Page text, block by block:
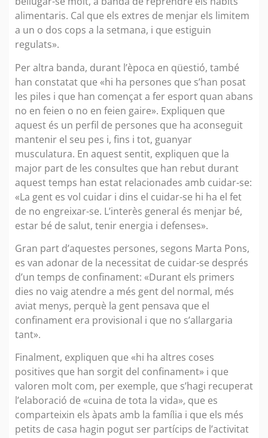
alimentaris. Cal que els extres de menjar els limitem
a un o dos cops a la setmana, i que estiguin
regulats».
Per altra banda, durant l’època en qüestió, també
han constatat que «hi ha persones que s’han posat
les piles i que han començat a fer esport quan abans
no en feien o no en feien gaire». Expliquen que
aquest és un perfil de persones que ha aconseguit
mantenir el seu pes i, fins i tot, guanyar
musculatura. En aquest sentit, expliquen que la
major part de les consultes que han rebut durant
aquest temps han estat relacionades amb cuidar-se:
«La gent es vol cuidar i dins el cuidar-se hi ha el fet
de no engreixar-se. L’interès general és menjar bé,
estar bé de salut, tenir energia i defenses».
Gran part d’aquestes persones, segons Marta Pons,
es van adonar de la necessitat de cuidar-se després
d’un temps de confinament: «Durant els primers
dies no vaig atendre a més gent del normal, més
aviat menys, perquè la gent pensava que el
confinament era provisional i que no s’allargaria
tant».
Finalment, expliquen que «hi ha altres coses
positives que han sorgit del confinament» i que
valoren molt com, per exemple, que s’hagi recuperat
l’elaboració de «cuina de tota la vida», que es
comparteixin els àpats amb la família i que els més
petits de casa hagin pogut ser partícips de l’activitat